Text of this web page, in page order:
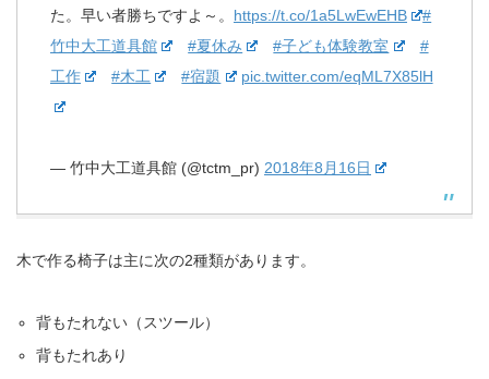
た。早い者勝ちですよ～。 https://t.co/1a5LwEwEHB
#
竹中大工道具館
#夏休み #子ども体験教室
#
工作
#木工 #宿題 pic.twitter.com/eqML7X85lH
— 竹中大工道具館 (@tctm_pr) 2018年8月16日
木で作る椅子は主に次の2種類があります。
背もたれない（スツール）
背もたれあり